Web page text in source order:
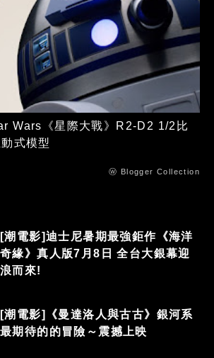
Wars《星際大戰》R2-D2 1/2比
式模型
ⓦ Blogger Collection
[潮電影]迪士尼暑期最強鉅作《海洋
奇緣》真人版7月8日 全台大銀幕迎
浪而來!
[潮電影]《曼達洛人與古古》銀河系
最期待的的冒險～震撼上映